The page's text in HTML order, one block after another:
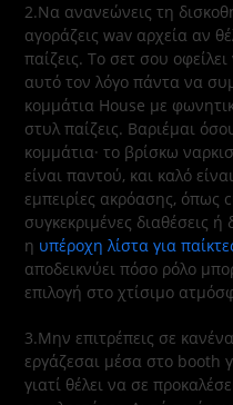
2.Να ανανεώνεις τη
αγοράζεις wav αρχεία αν
παίζεις. Το σετ σου οφείλει
αυτό τον λόγο πάντα να
κομμάτια House με
στυλ παίζεις. Βαριέμαι
κομμάτια· το βρίσκω
είναι παντού, και καλό
εμπειρίες ακρόασης, όπως
συγκεκριμένες διαθέσεις
η υπέροχη λίστα για
αποδεικνύει πόσο ρόλο
επιλογή στο χτίσιμο
3.Μην επιτρέπεις σε
εργάζεσαι μέσα στο booth
γιατί θέλει να σε